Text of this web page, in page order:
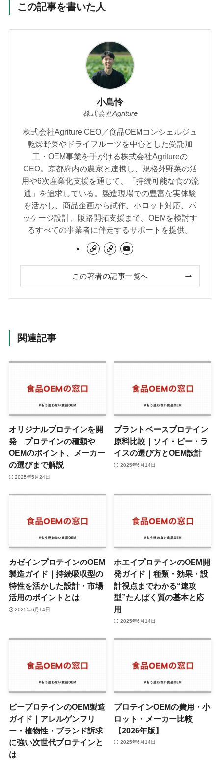
この記事を書いた人
小島怜
株式会社Agriture
株式会社Agriture CEO／食品OEMコンシェルジュ
乾燥野菜やドライフルーツを中心とした受託加
工・OEM事業を手がける株式会社Agritureの
CEO。京都府内の農家と連携し、規格外野菜の活
用や6次産業化支援を通じて、「持続可能な食の流
通」を追求している。製造現場での豊富な実体験
を活かし、商品企画から試作、小ロット対応、パ
ッケージ設計、販路開拓支援まで、OEMを検討す
るすべての事業者に伴走するサポートを提供。
この著者の記事一覧へ
関連記事
オリジナルプロテインを開
発 プロテインの種類や
OEMのポイント、メーカー
の選びまで解説
2025年5月24日
プラントベースプロテイン
原料比較｜ソイ・ピー・ラ
イスの選び方とOEM設計
2025年6月14日
カゼインプロテインのOEM
製造ガイド｜持続吸収型の
特性を活かした設計・市場
活用のポイントとは
2025年6月14日
ホエイプロテインのOEM開
発ガイド｜種類・効果・設
計視点までわかる“速攻
型”たんぱく質の基本と応
用
2025年6月14日
ピープロテインのOEM製造
ガイド｜アレルゲンフリ
ー・植物性・ブランド訴求
に強い次世代プロテインと
は
プロテインOEMの費用・小
ロット・メーカー比較
【2026年版】
2025年6月14日